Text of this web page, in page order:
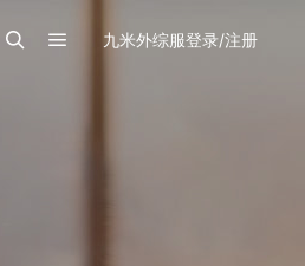
九米外综服登录/注册